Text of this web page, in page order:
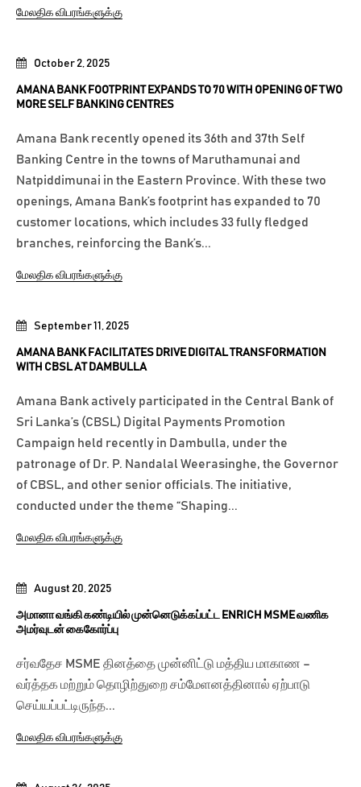
August 20, 2025
அமானா வங்கி கண்டியில் முன்னெடுக்கப்பட்ட ENRICH MSME வணிக
அமர்வுடன் கைகோர்ப்பு
சர்வதேச MSME தினத்தை முன்னிட்டு மத்திய மாகாண –
வர்த்தக மற்றும் தொழிற்துறை சம்மேளனத்தினால் ஏற்பாடு
செய்யப்பட்டிருந்த...
மேலதிக விபரங்களுக்கு
September 11, 2025
AMANA BANK FACILITATES DRIVE DIGITAL TRANSFORMATION
WITH CBSL AT DAMBULLA
Amana Bank actively participated in the Central Bank of
Sri Lanka’s (CBSL) Digital Payments Promotion
Campaign held recently in Dambulla, under the
patronage of Dr. P. Nandalal Weerasinghe, the Governor
of CBSL, and other senior officials. The initiative,
conducted under the theme “Shaping...
மேலதிக விபரங்களுக்கு
October 2, 2025
AMANA BANK FOOTPRINT EXPANDS TO 70 WITH OPENING OF TWO
MORE SELF BANKING CENTRES
Amana Bank recently opened its 36th and 37th Self
Banking Centre in the towns of Maruthamunai and
Natpiddimunai in the Eastern Province. With these two
openings, Amana Bank’s footprint has expanded to 70
customer locations, which includes 33 fully fledged
branches, reinforcing the Bank’s...
மேலதிக விபரங்களுக்கு
மேலதிக விபரங்களுக்கு